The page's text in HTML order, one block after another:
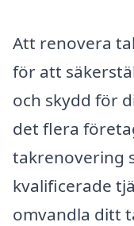
Att renovera
för att
och skydd för
det flera
takrenovering
kvalificerade
omvandla ditt